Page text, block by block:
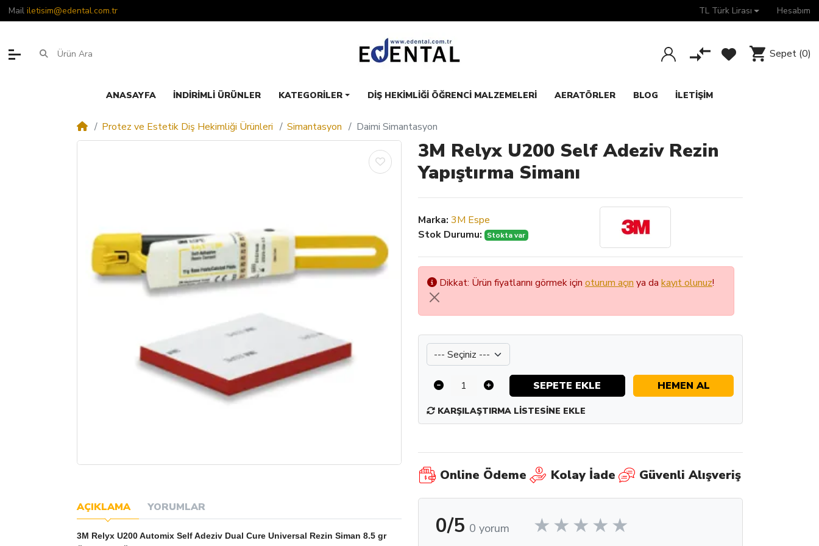
Mail iletisim@edental.com.tr TL Türk Lirası Hesabım
Sepet (0)
ANASAYFA İNDIRIMLI ÜRÜNLER KATEGORILER DIŞ HEKIMLIĞI ÖĞRENCI MALZEMELERI AERATÖRLER BLOG İLETIŞIM
Protez ve Estetik Diş Hekimliği Ürünleri Simantasyon Daimi Simantasyon
AÇIKLAMA YORUMLAR
3M Relyx U200 Automix Self Adeziv Dual Cure Universal Rezin Siman 8.5 gr
3M Relyx U200 Self Adeziv Rezin
Yapıştırma Simanı
Marka: 3M Espe
Stok Durumu:
Stokta var
Dikkat: Ürün fiyatlarını görmek için oturum açın ya da kayıt olunuz!
Renk2
SEPETE EKLE HEMEN AL
KARŞILAŞTIRMA LISTESINE EKLE
Online Ödeme Kolay İade Güvenli Alışveriş
0/5 0 yorum